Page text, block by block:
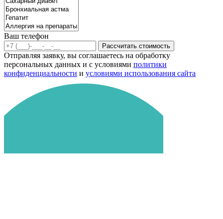
Ваш телефон
Рассчитать стоимость
Отправляя заявку, вы соглашаетесь на обработку
персональных данных и с условиями политики
конфиденциальности и условиями использования сайта